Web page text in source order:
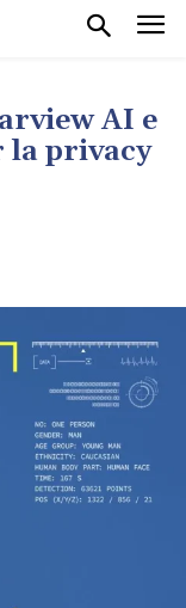
AI e
la privacy